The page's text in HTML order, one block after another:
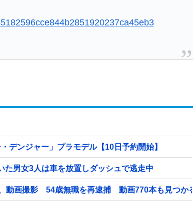
デンジャー」プラモデル【10日予約開始】
男女3人は車を放置しダッシュで逃走中
動画撮影 54歳無職を再逮捕 動画770本も見つかる